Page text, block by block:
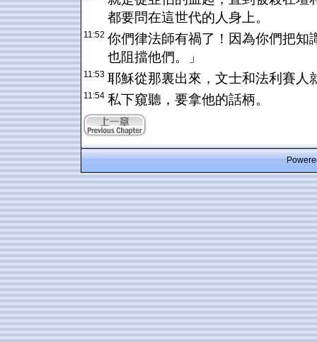
都要問在這世代的人身上。
11:52 你們律法師有禍了！因為你們把知
也阻擋他們。」
11:53 耶穌從那裏出來，文士和法利賽人
11:54 私下窺聽，要拿他的話柄。